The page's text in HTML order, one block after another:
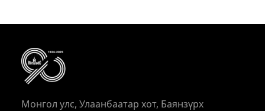
Монгол улс, Улаанбаатар хот, Баянзүрх